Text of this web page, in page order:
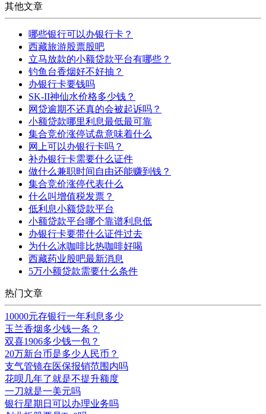
其他文章
哪些银行可以办银行卡？
西藏旅游股票股吧
立马放款的小额贷款平台有哪些？
钓鱼台香烟好不好抽？
办银行卡要钱吗
SK-II神仙水价格多少钱？
网贷逾期不还真的会被起诉吗？
小额贷款哪里利息最低最可靠
集合竞价涨停试盘意味着什么
网上可以办银行卡吗？
补办银行卡需要什么证件
做什么兼职时间自由还能赚到钱？
集合竞价涨停代表什么
什么叫增值税发票？
低利息小额贷款平台
小额贷款平台哪个靠谱利息低
办银行卡要带什么证件过去
为什么冰咖啡比热咖啡好喝
西藏药业股吧最新消息
5万小额贷款需要什么条件
热门文章
10000元存银行一年利息多少
玉兰香烟多少钱一条？
双喜1906多少钱一包？
20万新台币是多少人民币？
支气管镜在医保报销范围内吗
花呗几年了就是不提升额度
一刀就是一美元吗
银行星期日可以办理业务吗